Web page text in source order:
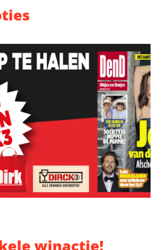
winactie!